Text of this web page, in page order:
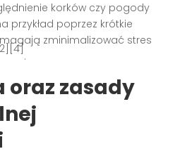
korków czy pogody
przykład poprzez krótkie
zminimalizować stres
[2][4]
.
oraz zasady